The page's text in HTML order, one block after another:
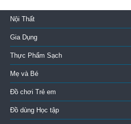
Nội Thất
Gia Dụng
Thực Phẩm Sạch
Mẹ và Bé
Đồ chơi Trẻ em
Đồ dùng Học tập